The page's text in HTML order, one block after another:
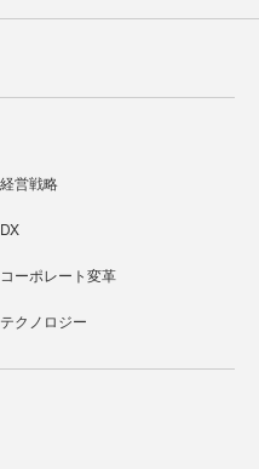
経営戦略
DX
コーポレート変革
テクノロジー